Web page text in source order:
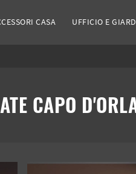
CASA UFFICIO E
CAPO